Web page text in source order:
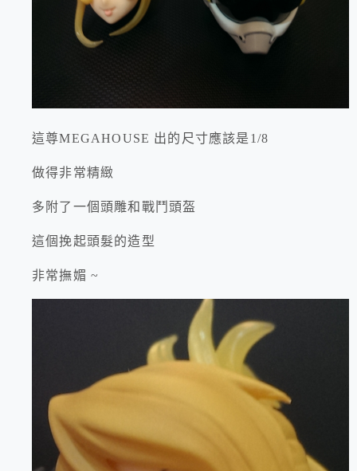
這尊MEGAHOUSE 出的尺寸應該是1/8
做得非常精緻
多附了一個頭雕和戰鬥頭盔
這個挽起頭髮的造型
非常撫媚 ~